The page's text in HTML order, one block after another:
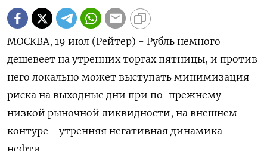
МОСКВА, 19 июл (Рейтер) - Рубль немного
дешевеет на утренних торгах пятницы, и против
него локально может выступать минимизация
риска на выходные дни при по-прежнему
низкой рыночной ликвидности, на внешнем
контуре - утренняя негативная динамика
нефти.